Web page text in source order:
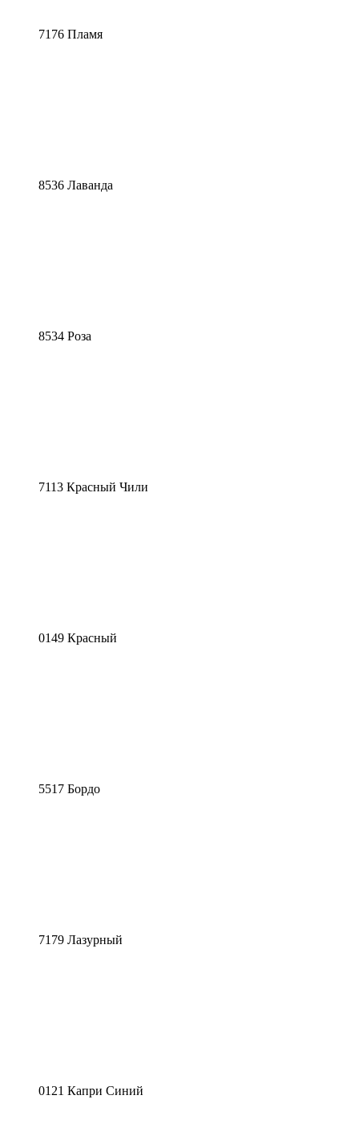
7176 Пламя
8536 Лаванда
8534 Роза
7113 Красный Чили
0149 Красный
5517 Бордо
7179 Лазурный
0121 Капри Синий